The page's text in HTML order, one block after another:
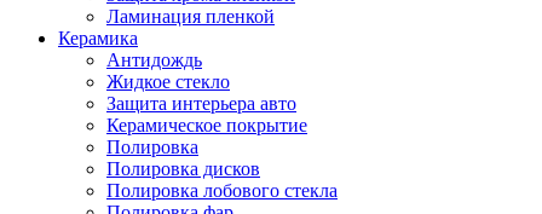
Ламинация пленкой
Керамика
Антидождь
Жидкое стекло
Защита интерьера авто
Керамическое покрытие
Полировка
Полировка дисков
Полировка лобового стекла